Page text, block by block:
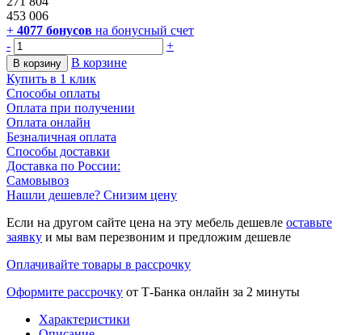
453 006
+ 4077 бонусов на бонусный счет
-
+
В корзину
В корзине
Купить в 1 клик
Способы оплаты
Оплата при получении
Оплата онлайн
Безналичная оплата
Способы доставки
Доставка по России:
Самовывоз
Нашли дешевле? Снизим цену
Если на другом сайте цена на эту мебель дешевле оставьте
заявку и мы вам перезвоним и предложим дешевле
Оплачивайте товары в рассрочку
Оформите рассрочку от Т-Банка онлайн за 2 минуты
Характеристики